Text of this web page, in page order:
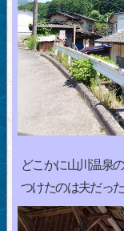
どこかに山川温泉
つけたのは夫だっ